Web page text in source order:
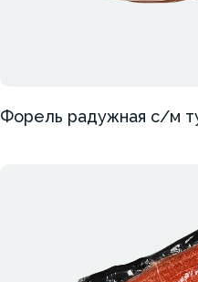
Форель радужная с/м